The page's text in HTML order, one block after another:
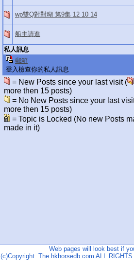
wp雙Q對對糊 第9集 12 10 14
船主請進
私人訊息
郵箱
登入檢查你的私人訊息
= New Posts since your last visit (
more then 15 posts)
= No New Posts since your last
more then 15 posts)
= Topic is Locked (No new Posts
made in it)
Web pages will look best if
(c)Copyright. The hkhorsedb.com ALL